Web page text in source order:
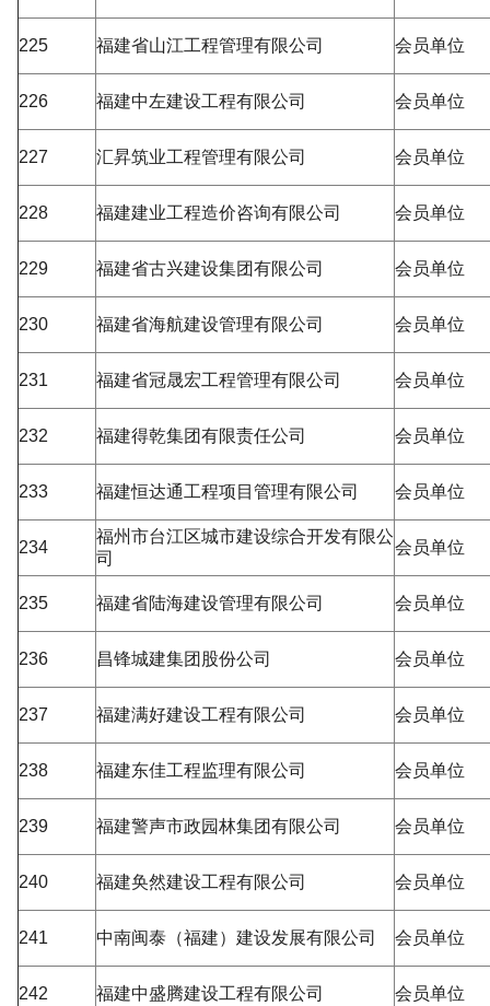
225 福建省山江工程管理有限公司 会员单位
226 福建中左建设工程有限公司 会员单位
227 汇昇筑业工程管理有限公司 会员单位
228 福建建业工程造价咨询有限公司 会员单位
229 福建省古兴建设集团有限公司 会员单位
230 福建省海航建设管理有限公司 会员单位
231 福建省冠晟宏工程管理有限公司 会员单位
232 福建得乾集团有限责任公司 会员单位
233 福建恒达通工程项目管理有限公司 会员单位
234
福州市台江区城市建设综合开发有限公
司
会员单位
235 福建省陆海建设管理有限公司 会员单位
236 昌锋城建集团股份公司 会员单位
237 福建满好建设工程有限公司 会员单位
238 福建东佳工程监理有限公司 会员单位
239 福建警声市政园林集团有限公司 会员单位
240 福建奂然建设工程有限公司 会员单位
241 中南闽泰（福建）建设发展有限公司 会员单位
242 福建中盛腾建设工程有限公司 会员单位